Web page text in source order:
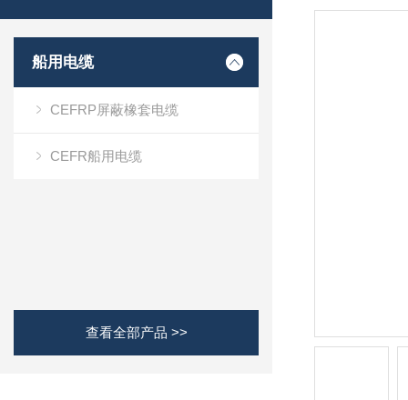
船用电缆
CEFRP屏蔽橡套电缆
CEFR船用电缆
查看全部产品 >>